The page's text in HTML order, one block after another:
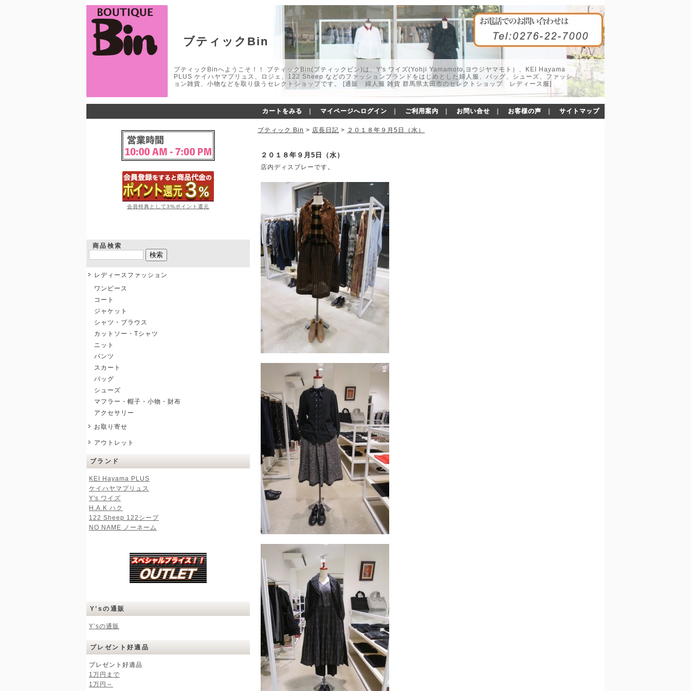
ブティックBin
ブティックBinへようこそ！！ ブティックBin(ブティックビン)は、Y's ワイズ(Yohji Yamamoto,ヨウジヤマモト）、KEI Hayama
PLUS ケイハヤマプリュス、ロジェ、122 Sheep などのファッションブランドをはじめとした婦人服、バッグ、シューズ、ファッシ
ョン雑貨、小物などを取り扱うセレクトショップです。 [通販 婦人服 雑貨 群馬県太田市のセレクトショップ レディース服]
カートをみる マイページへログイン ご利用案内 お問い合せ お客様の声 サイトマップ
会員特典として3%ポイント還元
商品検索
レディースファッション
ワンピース
コート
ジャケット
シャツ・ブラウス
カットソー・Tシャツ
ニット
パンツ
スカート
バッグ
シューズ
マフラー・帽子・小物・財布
アクセサリー
お取り寄せ
アウトレット
ブランド
KEI Hayama PLUS
ケイハヤマプリュス
Y's ワイズ
H.A.K ハク
122 Sheep 122シープ
NO NAME ノーネーム
Y’sの通販
Y’sの通販
プレゼント好適品
プレゼント好適品
1万円まで
1万円～
ブティック Bin > 店長日記 > ２０１８年９月5日（水）
２０１８年９月5日（水）
店内ディスプレーです。